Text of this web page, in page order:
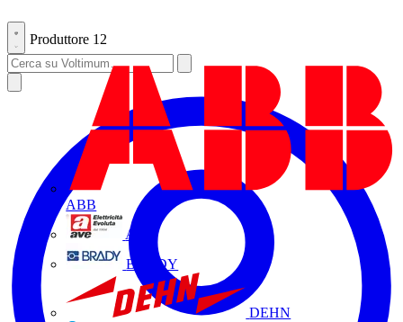
Produttore 12
ABB
AVE
BRADY
DEHN